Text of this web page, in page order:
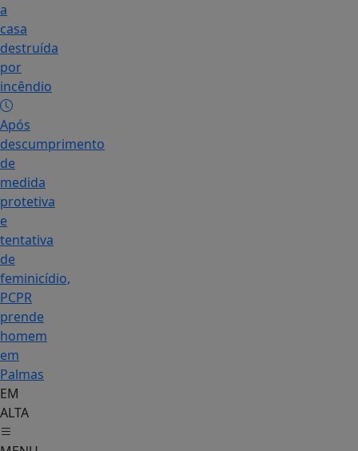
a
casa
destruída
por
incêndio
Após
descumprimento
de
medida
protetiva
e
tentativa
de
feminicídio,
PCPR
prende
homem
em
Palmas
EM
ALTA